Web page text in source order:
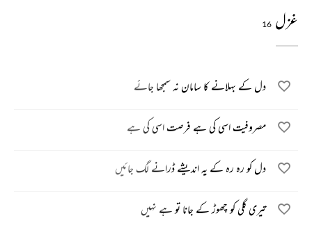
غزل 16
دل کے بہلانے کا سامان نہ سمجھا جائے
مصروفیت اسی کی ہے فرصت اسی کی ہے
دل کو رہ رہ کے یہ اندیشے ڈرانے لگ جائیں
تیری گلی کو چھوڑ کے جانا تو ہے نہیں